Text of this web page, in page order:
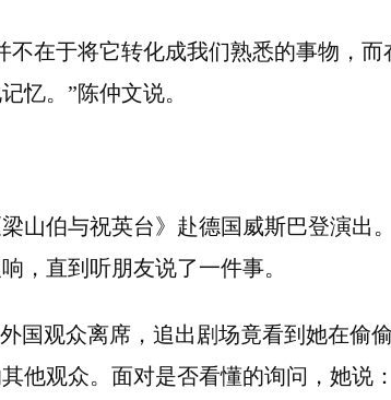
在于将它转化成我们熟悉的事物，而
忆。”陈仲文说。
山伯与祝英台》赴德国威斯巴登演出
，直到听朋友说了一件事。
国观众离席，追出剧场竟看到她在偷
他观众。面对是否看懂的询问，她说